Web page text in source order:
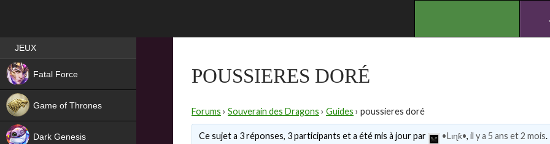
POUSSIERES DORÉ
Forums › Souverain des Dragons › Guides › poussieres doré
Ce sujet a 3 réponses, 3 participants et a été mis à jour par •Lιɳƙ•, il y a 5 ans et 2 mois.
Best RPG games in France
JEUX
Fatal Force
Game of Thrones
Dark Genesis